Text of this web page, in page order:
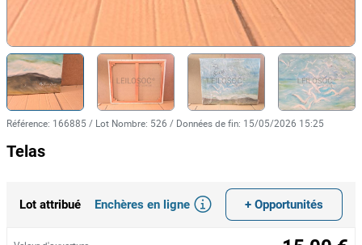
Référence: 166885 / Lot Nombre: 526 / Données de fin: 15/05/2026 15:25
Telas
Lot attribué Enchères en ligne + Opportunités